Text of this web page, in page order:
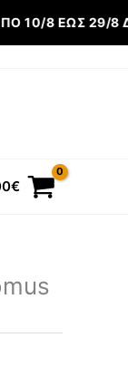
10/8 ΈΩΣ 29/8
€